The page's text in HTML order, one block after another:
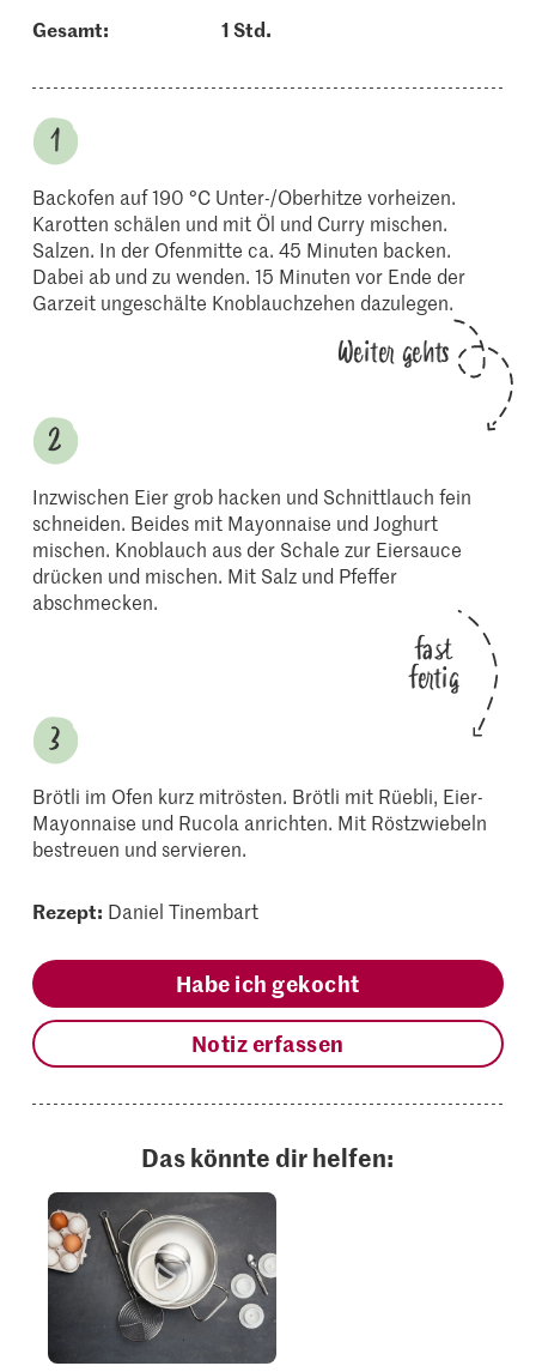
Gesamt: 1 Std.
Backofen auf 190 °C Unter-/Oberhitze vorheizen.
Karotten schälen und mit Öl und Curry mischen.
Salzen. In der Ofenmitte ca. 45 Minuten backen.
Dabei ab und zu wenden. 15 Minuten vor Ende der
Garzeit ungeschälte Knoblauchzehen dazulegen.
Weiter gehts
Inzwischen Eier grob hacken und Schnittlauch fein
schneiden. Beides mit Mayonnaise und Joghurt
mischen. Knoblauch aus der Schale zur Eiersauce
drücken und mischen. Mit Salz und Pfeffer
abschmecken.
fast
fertig
Brötli im Ofen kurz mitrösten. Brötli mit Rüebli, Eier-
Mayonnaise und Rucola anrichten. Mit Röstzwiebeln
bestreuen und servieren.
Rezept: Daniel Tinembart
Habe ich gekocht
Notiz erfassen
Das könnte dir helfen: